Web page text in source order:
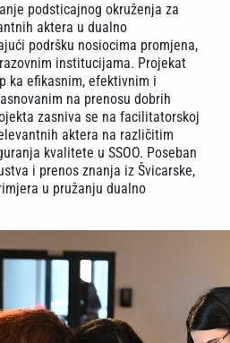
podsticajnog okruženja za
aktera u dualno
podršku nosiocima promjena,
institucijama. Projekat
ka efikasnim, efektivnim i
na prenosu dobrih
zasniva se na facilitatorskoj
aktera na različitim
kvalitete u SSOO. Poseban
i prenos znanja iz Švicarske,
u pružanju dualno